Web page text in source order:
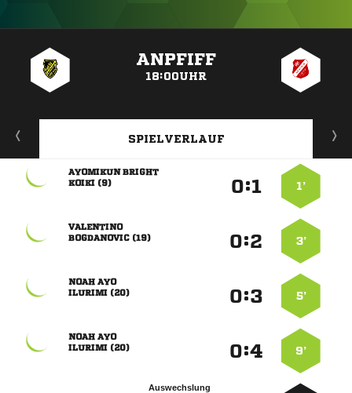
ANPFIFF
18:00UHR
SPIELVERLAUF
1’
:
 
 
3’
:

 
5’
:
 
 
9’
:
 
 
Auswechslung